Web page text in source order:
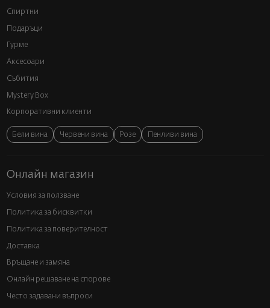
Спиртни
Подаръци
Гурме
Аксесоари
Събития
Mystery Box
Корпоративни клиенти
Бели вина Червени вина Розе Пенливи вина
Онлайн магазин
Условия за ползване
Политика за бисквитки
Политика за поверителност
Доставка
Връщане и замяна
Онлайн решаване на спорове
Често задавани въпроси